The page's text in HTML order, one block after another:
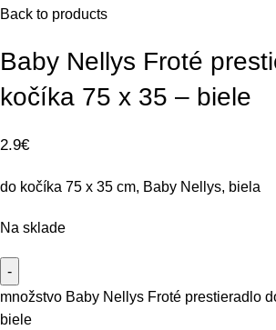
Back to products
Baby Nellys Froté
kočíka 75 x 35 – biele
2.9€
do kočíka 75 x 35 cm, Baby Nellys, biela
Na sklade
množstvo Baby Nellys Froté prestieradlo
biele